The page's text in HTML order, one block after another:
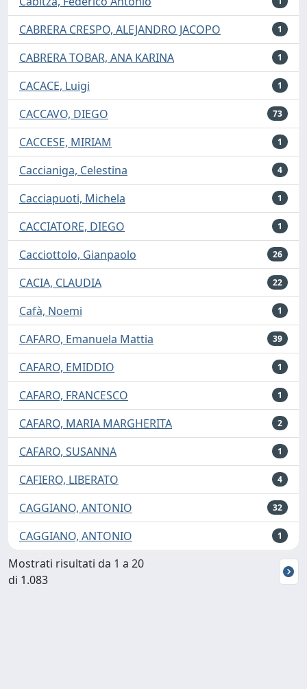
CABRERA CRESPO, ALEJANDRO JACOPO 1
CABRERA TOBAR, ANA KARINA 1
CACACE, Luigi 1
CACCAVO, DIEGO 73
CACCESE, MIRIAM 1
Caccianiga, Celestina 4
Cacciapuoti, Michela 1
CACCIATORE, DIEGO 1
Cacciottolo, Gianpaolo 26
CACIA, CLAUDIA 22
Cafà, Noemi 1
CAFARO, Emanuela Mattia 39
CAFARO, EMIDDIO 1
CAFARO, FRANCESCO 1
CAFARO, MARIA MARGHERITA 2
CAFARO, SUSANNA 1
CAFIERO, LIBERATO 4
CAGGIANO, ANTONIO 32
CAGGIANO, ANTONIO 1
Mostrati risultati da 1 a 20
di 1.083